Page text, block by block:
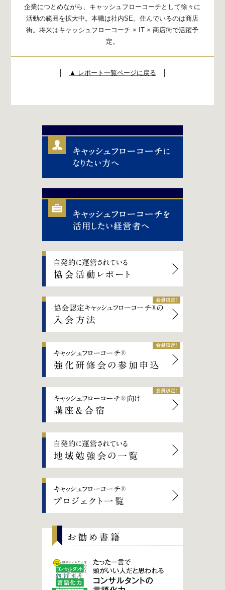
企業につとめながら、キャッシュフローコーチとして徐々に
活動の範囲を拡大中。本職は社内SE。住んでいるのは商店
街。将来はキャッシュフローコーチ × IT × 商店街で活躍予
定。
▲ レポート一覧ページに戻る